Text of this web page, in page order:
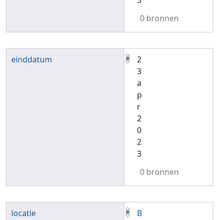
0 bronnen
einddatum
2
3
a
p
r
2
0
2
3
0 bronnen
locatie
B